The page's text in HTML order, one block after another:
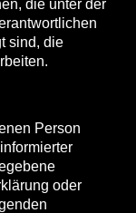
die unter der
sind, die
Person
oder